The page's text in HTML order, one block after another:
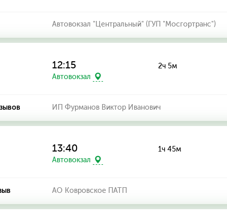
Автовокзал "Центральный" (ГУП "Мосгортранс")
12:15
Автовокзал
2ч 5м
ИП Фурманов Виктор Иванович
13:40
Автовокзал
1ч 45м
АО Ковровское ПАТП